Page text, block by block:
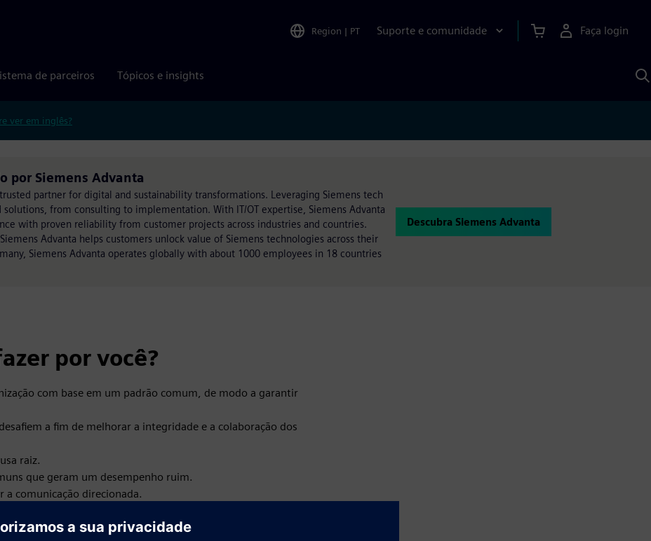
Region | PT Suporte e comunidade Faça login
de parceiros Tópicos e insights
ver em inglês?
por Siemens Advanta
partner for digital and sustainability transformations. Leveraging Siemens tech
solutions, from consulting to implementation. With IT/OT expertise, Siemens Advanta
with proven reliability from customer projects across industries and countries.
Advanta helps customers unlock value of Siemens technologies across their
Siemens Advanta operates globally with about 1000 employees in 18 countries
Descubra Siemens Advanta
por você?
com base em um padrão comum, de modo a garantir
a fim de melhorar a integridade e a colaboração dos
raiz.
que geram um desempenho ruim.
comunicação direcionada.